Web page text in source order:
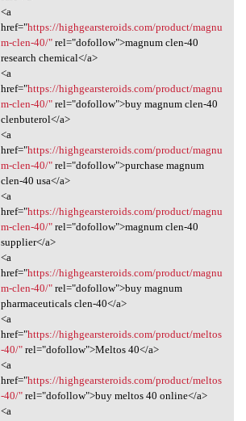
<a
href="https://highgearsteroids.com/product/magnu
m-clen-40/"rel="dofollow">magnum clen-40
research chemical</a>
<a
href="https://highgearsteroids.com/product/magnu
m-clen-40/"rel="dofollow">buy magnum clen-40
clenbuterol</a>
<a
href="https://highgearsteroids.com/product/magnu
m-clen-40/"rel="dofollow">purchase magnum
clen-40 usa</a>
<a
href="https://highgearsteroids.com/product/magnu
m-clen-40/"rel="dofollow">magnum clen-40
supplier</a>
<a
href="https://highgearsteroids.com/product/magnu
m-clen-40/"rel="dofollow">buy magnum
pharmaceuticals clen-40</a>
<a
href="https://highgearsteroids.com/product/meltos
-40/"rel="dofollow">Meltos 40</a>
<a
href="https://highgearsteroids.com/product/meltos
-40/"rel="dofollow">buy meltos 40 online</a>
<a